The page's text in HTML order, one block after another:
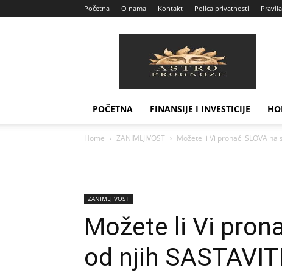
Početna O nama Kontakt Polica privatnosti
Prognoze
POČETNA FINANSIJE I INVESTICIJE
Home ZANIMLJIVOST Možete li Vi pronaći SLOVA na
ZANIMLJIVOST
Možete li Vi
od njih